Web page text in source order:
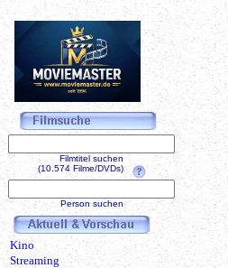
Filmtitel suchen
(10.574 Filme/DVDs)
Person suchen
Kino
Streaming